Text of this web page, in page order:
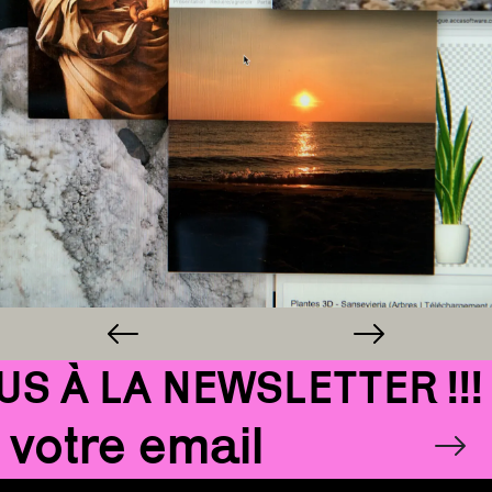
LA NEWSLETTER !!!
Email